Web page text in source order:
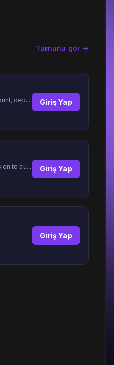
Tümünü gör →
Open the app, register, verify your account, deposit and wager a minimum of €10 using a valid credit card. Giriş Yap
Coupert is a 100% free browser extension to automatically find and apply coupons, and offer cashback. Coupert will let you know if there are available coupons and a Cash Back reward available during your shopping journey. Giriş Yap
Giriş Yap